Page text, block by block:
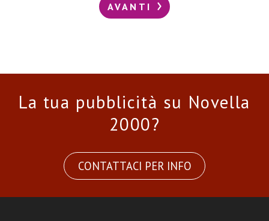
AVANTI
La tua pubblicità su Novella
2000?
CONTATTACI PER INFO